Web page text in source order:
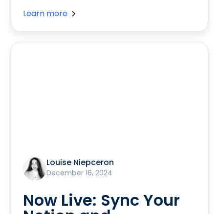
Learn more
Louise Niepceron
December 16, 2024
Now Live: Sync Your